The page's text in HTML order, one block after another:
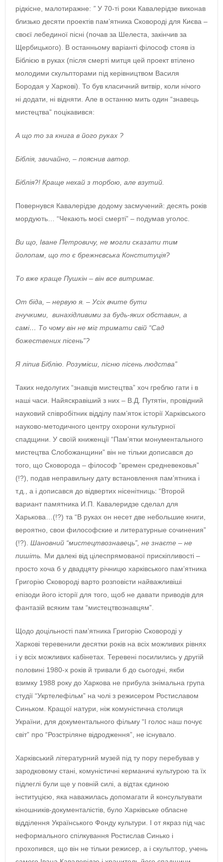
рідкісне, малотиражне: ” У 70-ті роки Кавалерідзе виконав
близько десяти проектів пам’ятника Сковороді для Києва –
своєї лебединої пісні (почав за Шелеста, закінчив за
Щербицького). В останньому варіанті філософ стояв із
Біблією в руках (після смерті митця цей проект втілено
молодими скульпторами під керівництвом Василя
Бородая у Харкові). То був класичний витвір, коли нічого
ні додати, ні відняти. Але в останню мить один “знавець
мистецтва” поцікавився:
А що то за книга в його руках ?
Біблія, звичайно, – пояснив автор.
Біблія?! Краще нехай з торбою, але взутий.
Повернувся Кавалерідзе додому засмучений: десять років
мордують… “Чекають моєї смерті” – подумав уголос.
Ви що, Іване Петровичу, не могли сказати тим
йолопам, що то є брежнєвська Конституція?
То вже краще Пушкін – він все витримає.
От біда, – нервую я. – Усіх вчите бути
гнучкими, винахідливими за будь-яких обставин, а
самі… То чому він не міг тримати свій “Сад
божествених пісень”?
Я ліпив Біблію. Розумієш, пісню пісень людства”
Таких недолугих “знавців мистецтва” хоч греблю гати і в
наші часи. Найяскравіший з них – В.Д. Путятін, провідний
науковий співробітник відділу пам’яток історії Харківського
науково-методичного центру охорони культурної
спадщини. У своїй книженції “Пам’ятки монументального
мистецтва Слобожанщини” він не тільки дописався до
того, що Сковорода – філософ “времен средневековья”
(!?), подав неправильну дату встановлення пам’ятника і
т.д., а і дописався до відвертих нісенітниць: “Второй
вариант памятника И.П. Кавалеридзе сделал для
Харькова…(!?) та “В руках он несет две небольшие книги,
вероятно, свои философские и литературные сочинения”
(!?). Шановний “мистецтвознавець”, не знаєте – не
пишіть. Ми далекі від цілеспрямованої прискіпливості –
просто хоча б у двадцяту річницю харківського пам’ятника
Григорію Сковороді варто розповісти найважливіші
епізоди його історії для того, щоб не давати приводів для
фантазій всяким там “мистецтвознавцям”.
Щодо доцільності пам’ятника Григорію Сковороді у
Харкові теревенили десятки років на всіх можливих рівнях
і у всіх можливих кабінетах. Теревені посилились у другій
половині 1980-х років й тривали б до сьогодні, якби
взимку 1988 року до Харкова не прибула знімальна група
студії “Укртелефільм” на чолі з режисером Ростиславом
Синьком. Кращої натури, ніж комуністична столиця
України, для документального фільму “І голос наш почує
світ” про “Розстріляне відродження”, не існувало.
Харківський літературний музей під ту пору перебував у
зародковому стані, комуністичні керманичі культурою та їх
підлеглі були ще у повній силі, а відтак єдиною
інституцією, яка наважилась допомагати й консультувати
кіношників-документалістів, було Харківське обласне
відділення Українського Фонду культури. І от якраз під час
неформального спілкування Ростислав Синько і
прохопився, що він не тільки режисер, а і скульптор, учень